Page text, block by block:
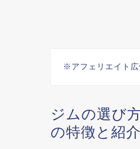
※アフェリエイト
ジムの選び
の特徴と紹介